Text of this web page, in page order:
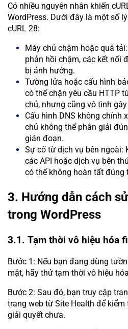
Có nhiều nguyên nhân khiến
WordPress. Dưới đây là một số
cURL 28:
Máy chủ chậm hoặc quá
phản hồi chậm, các kết nối
bị ảnh hưởng.
Tường lửa hoặc cấu hình
có thể chặn yêu cầu HTTP
chủ, nhưng cũng vô tình
Cấu hình DNS không chính
chủ không thể phân giải
gián đoạn.
Sự cố từ dịch vụ bên ngoài:
các API hoặc dịch vụ bên
có thể không hoàn tất đúng
3. Hướng dẫn cách
trong WordPress
3.1. Tạm thời vô hiệu hóa
Bước 1: Nếu bạn đang dùng
mật, hãy thử tạm thời vô hiệu
Bước 2: Sau đó, bạn truy cập
trang web từ Site Health để
giải quyết chưa.